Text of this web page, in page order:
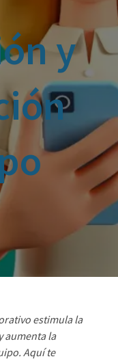
y
estimula la
aumenta la
Aquí te